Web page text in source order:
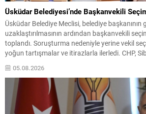
Üsküdar Belediyesi’nde Başkanvekili
Üsküdar Belediye Meclisi, belediye başkanının
uzaklaştırılmasının ardından başkanvekili
toplandı. Soruşturma nedeniyle yerine vekil
yoğun tartışmalar ve itirazlarla ilerledi. CHP,
turunda sonuçlar değişmeyince üçüncü tura ve
çoğunluk...
05.08.2026